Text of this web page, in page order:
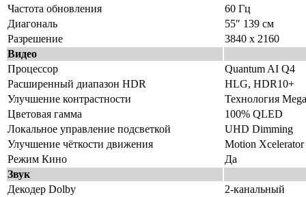
Частота обновления
60 Гц
Диагональ
55″ 139 см
Разрешение
3840 x 2160
Видео
Процессор
Quantum AI Q4
Расширенный диапазон HDR
HLG, HDR10+
Улучшение контрастности
Технология
Цветовая гамма
100% QLED
Локальное управление подсветкой
UHD Dimming
Улучшение чёткости движения
Motion Xcelerator
Режим Кино
Да
Звук
Декодер Dolby
2-канальный